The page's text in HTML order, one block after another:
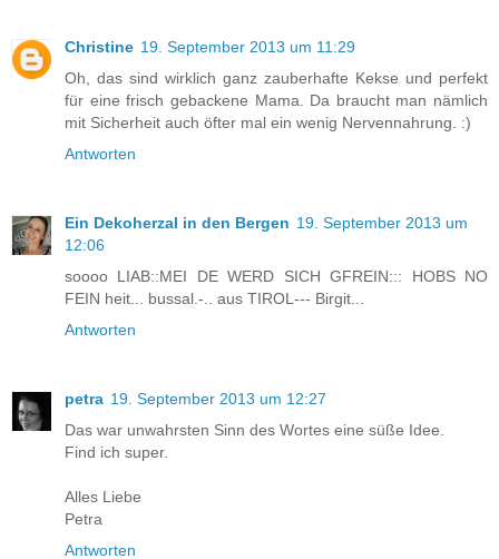
Christine 19. September 2013 um 11:29
Oh, das sind wirklich ganz zauberhafte Kekse und perfekt
für eine frisch gebackene Mama. Da braucht man nämlich
mit Sicherheit auch öfter mal ein wenig Nervennahrung. :)
Antworten
Ein Dekoherzal in den Bergen 19. September 2013 um
12:06
soooo LIAB::MEI DE WERD SICH GFREIN::: HOBS NO
FEIN heit... bussal.-.. aus TIROL--- Birgit...
Antworten
petra 19. September 2013 um 12:27
Das war unwahrsten Sinn des Wortes eine süße Idee.
Find ich super.
Alles Liebe
Petra
Antworten